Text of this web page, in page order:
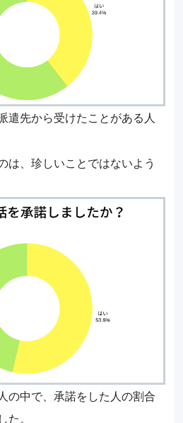
遣先から受けたことがある人
は、珍しいことではないよう
の中で、承諾をした人の割合
。